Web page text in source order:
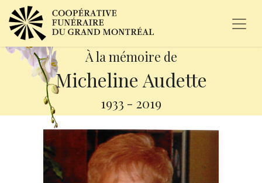
À la mémoire de
Micheline Audette
1933 - 2019